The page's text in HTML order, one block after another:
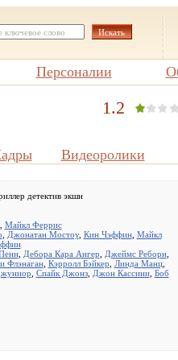
Персоналии
1.2
Видеоролики
детектив экшн
Майкл Феррис
Джонатан Мостоу, Кин Чэффин, Майкл
, Дебора Кара Ангер Джеймс Реборн,
Флэнаган, Кэрролл Бэйкер Линда Манц,
Спайк Джонз, Джон Кассини, Боб